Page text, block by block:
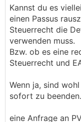
die Erträge auf ein
Anlage
zusammen
Konto überwiesen
der
Gebäude/die
Wir speisen mit
versteuern?
Kannst du es
einen Passus
Steuerrecht die
verwenden muss.
Bzw. ob es eine
Steuerrecht und
Wenn ja, sind
sofort zu beenden.
eine Anfrage an